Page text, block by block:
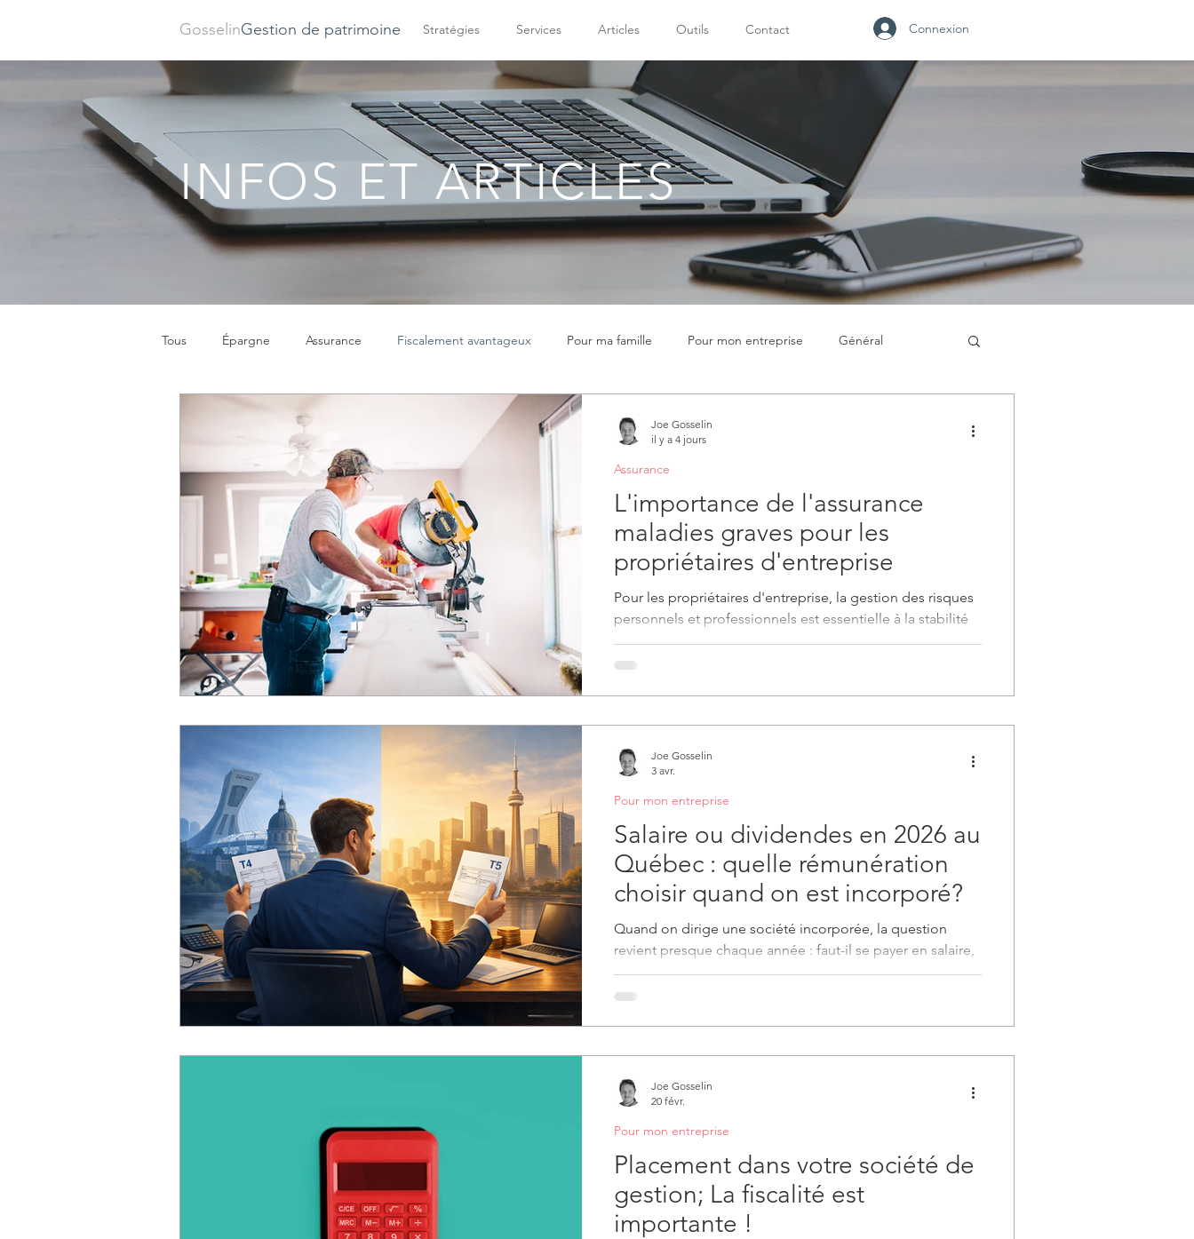
GosselinGestion de patrimoine Stratégies Services Articles Outils Contact Connexion
INFOS ET ARTICLES
Tous Épargne Assurance Fiscalement avantageux Pour ma famille Pour mon entreprise Général
L'importance de l'assurance
maladies graves pour les
propriétaires d'entreprise
Pour les propriétaires d'entreprise, la gestion des risques
personnels et professionnels est essentielle à la stabilité
et à la croissance de leur entreprise. L'assurance maladies
graves constitue un outil crucial pour protéger à la fois
pour lesquelles les propriétaires d'entreprise devraient
envisager cette assurance, comment déterminer le
montant approprié
Assurance
Joe Gosselin
il y a 4 jours
Salaire ou dividendes en 2026 au
Québec : quelle rémunération
choisir quand on est incorporé?
Quand on dirige une société incorporée, la question
revient presque chaque année : faut-il se payer en salaire,
en dividendes, ou avec une combinaison des deux?
Beaucoup d’entrepreneurs cherchent une réponse
capacité d’emprunt, vos cotisations aux régimes publics,
votre trésorerie corporative et, dans certains cas, la façon
dont vous pouvez rémunérer votre famille.
Pour mon entreprise
Joe Gosselin
3 avr.
Placement dans votre société de
gestion; La fiscalité est
importante !
Pour mon entreprise
Joe Gosselin
20 févr.